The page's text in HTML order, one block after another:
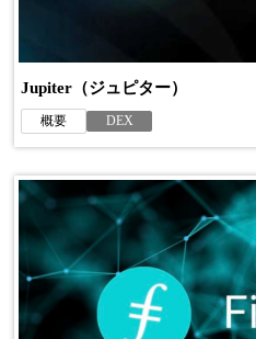
Jupiter（ジュピター）
概要 DEX